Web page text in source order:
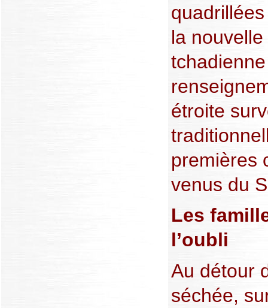
la
étroite
premières
venus du
Les
l’oubli
Au détour
séchée,